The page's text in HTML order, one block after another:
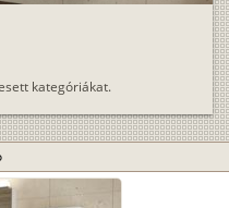
kategóriákat.